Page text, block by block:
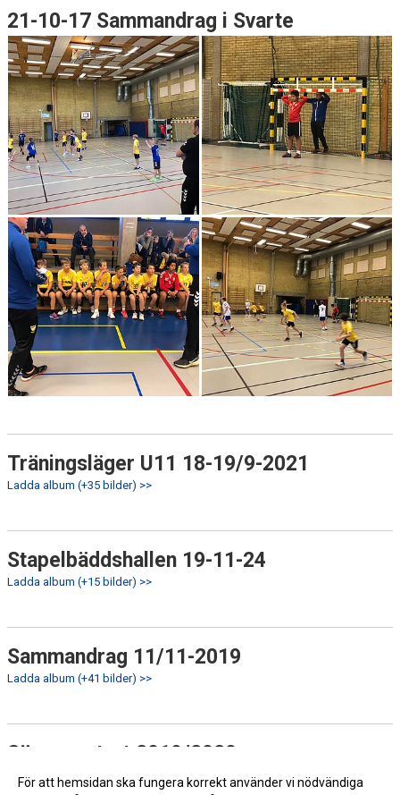
21-10-17 Sammandrag i Svarte
Träningsläger U11 18-19/9-2021
Ladda album (+35 bilder) >>
Stapelbäddshallen 19-11-24
Ladda album (+15 bilder) >>
Sammandrag 11/11-2019
Ladda album (+41 bilder) >>
Säsongsstart 2019/2020
Ladda album (+9 bilder) >>
För att hemsidan ska fungera korrekt använder vi nödvändiga